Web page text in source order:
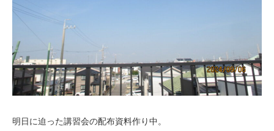
明日に迫った講習会の配布資料作り中。